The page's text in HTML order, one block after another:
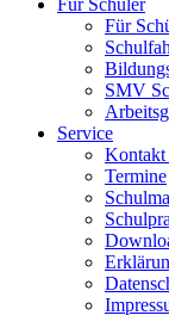
Für Schüler
Für
SMV
Service
Kontakt
Termine